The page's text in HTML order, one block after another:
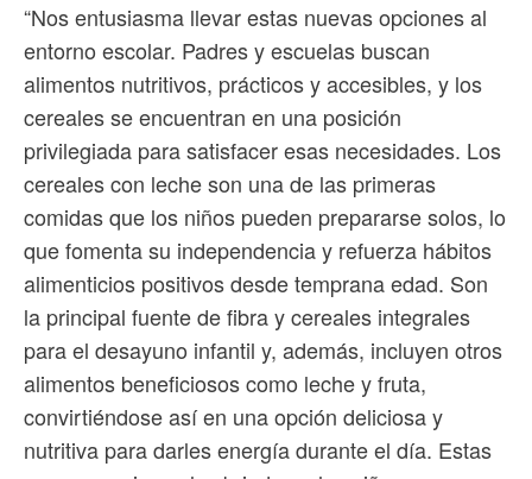
“Nos entusiasma llevar estas nuevas opciones al
entorno escolar. Padres y escuelas buscan
alimentos nutritivos, prácticos y accesibles, y los
cereales se encuentran en una posición
privilegiada para satisfacer esas necesidades. Los
cereales con leche son una de las primeras
comidas que los niños pueden prepararse solos, lo
que fomenta su independencia y refuerza hábitos
alimenticios positivos desde temprana edad. Son
la principal fuente de fibra y cereales integrales
para el desayuno infantil y, además, incluyen otros
alimentos beneficiosos como leche y fruta,
convirtiéndose así en una opción deliciosa y
nutritiva para darles energía durante el día. Estas